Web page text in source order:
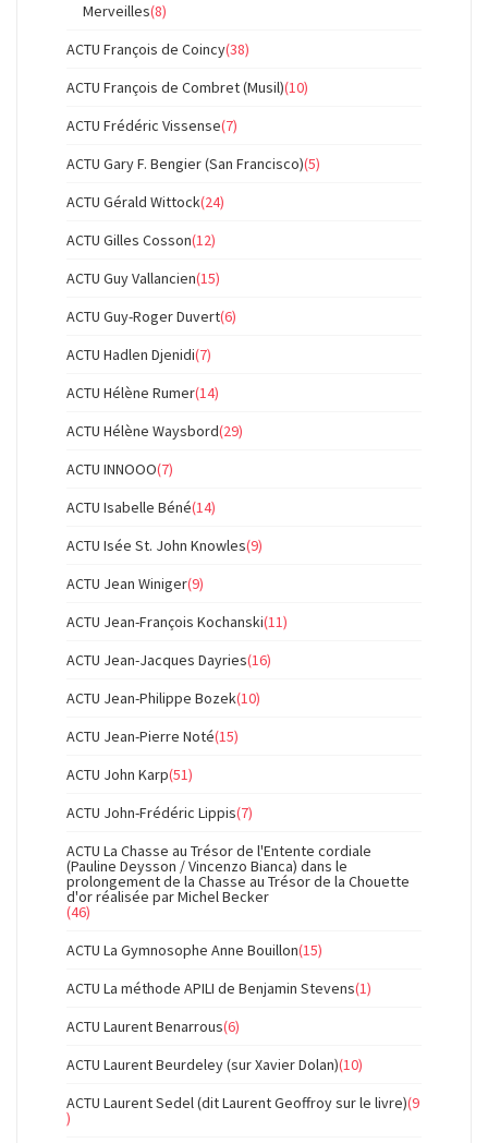
Merveilles(8)
ACTU François de Coincy(38)
ACTU François de Combret (Musil)(10)
ACTU Frédéric Vissense(7)
ACTU Gary F. Bengier (San Francisco)(5)
ACTU Gérald Wittock(24)
ACTU Gilles Cosson(12)
ACTU Guy Vallancien(15)
ACTU Guy-Roger Duvert(6)
ACTU Hadlen Djenidi(7)
ACTU Hélène Rumer(14)
ACTU Hélène Waysbord(29)
ACTU INNOOO(7)
ACTU Isabelle Béné(14)
ACTU Isée St. John Knowles(9)
ACTU Jean Winiger(9)
ACTU Jean-François Kochanski(11)
ACTU Jean-Jacques Dayries(16)
ACTU Jean-Philippe Bozek(10)
ACTU Jean-Pierre Noté(15)
ACTU John Karp(51)
ACTU John-Frédéric Lippis(7)
ACTU La Chasse au Trésor de l'Entente cordiale
(Pauline Deysson / Vincenzo Bianca) dans le
prolongement de la Chasse au Trésor de la Chouette
d'or réalisée par Michel Becker
(46)
ACTU La Gymnosophe Anne Bouillon(15)
ACTU La méthode APILI de Benjamin Stevens(1)
ACTU Laurent Benarrous(6)
ACTU Laurent Beurdeley (sur Xavier Dolan)(10)
ACTU Laurent Sedel (dit Laurent Geoffroy sur le livre)(9
)